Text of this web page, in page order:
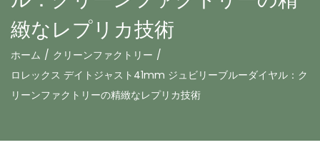
緻なレプリカ技術
ホーム / クリーンファクトリー /
ロレックス デイトジャスト41mm ジュビリーブルーダイヤル：ク
リーンファクトリーの精緻なレプリカ技術